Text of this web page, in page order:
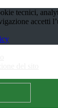
tecnici,
accetti